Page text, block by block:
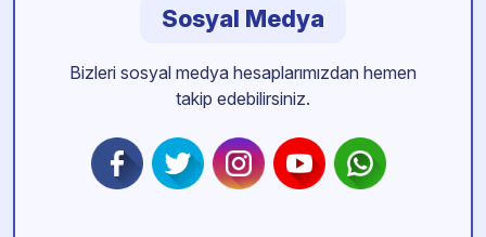
Sosyal Medya
Bizleri sosyal medya hesaplarımızdan hemen
takip edebilirsiniz.